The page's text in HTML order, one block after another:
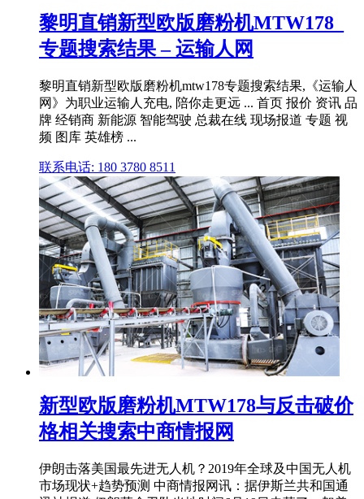
黎明直销新型欧版磨粉机MTW178_
专题搜索结果 – 运输人网
黎明直销新型欧版磨粉机mtw178专题搜索结果,《运输人
网》为职业运输人充电, 陪你走更远 ... 首页 报价 资讯 品
牌 经销商 新能源 智能驾驶 总裁在线 现场报道 专题 视
频 图库 英雄榜 ...
联系电话: 180 3780 8511
新型欧版磨粉机MTW178与反击破价
格相关搜索中商情报网
伊朗击落美国最先进无人机？2019年全球及中国无人机
市场现状+趋势预测 中商情报网讯：据伊斯兰共和国通